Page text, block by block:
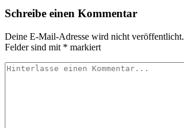
Schreibe einen Kommentar
Deine E-Mail-Adresse wird nicht veröffentlicht.
Felder sind mit * markiert